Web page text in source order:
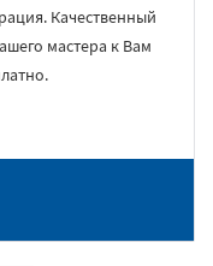
Качественный
мастера к Вам